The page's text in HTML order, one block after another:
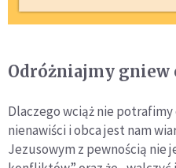
Odróżniajmy gniew
Dlaczego wciąż nie
nienawiści i obca jest nam
Jezusowym z pewnością nie